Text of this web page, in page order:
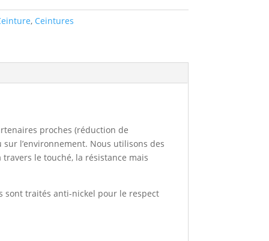
, Ceintures
proches (réduction de
l’environnement. Nous utilisons des
le touché, la résistance mais
sont traités anti-nickel pour le respect